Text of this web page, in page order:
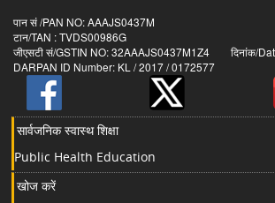
पान सं /PAN NO: AAAJS0437M
टान/TAN : TVDS00986G
जीएसटी सं/GSTIN NO: 32AAAJS0437M1Z4 दिनांक/
DARPAN ID Number: KL / 2017 / 0172577
सार्वजनिक स्वास्थ शिक्षा
Public Health Education
खोज करें